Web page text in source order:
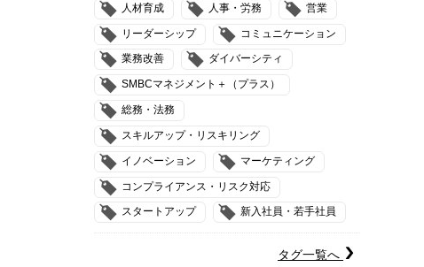
人材育成 人事・労務 営業
リーダーシップ コミュニケーション
業務改善 ダイバーシティ
SMBCマネジメント＋（プラス）
総務・法務
スキルアップ・リスキリング
イノベーション マーケティング
コンプライアンス・リスク対応
スタートアップ 新入社員・若手社員
タグ一覧へ